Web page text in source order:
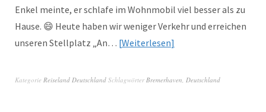
Enkel meinte, er schlafe im Wohnmobil viel besser als zu
Hause. 😄 Heute haben wir weniger Verkehr und erreichen
unseren Stellplatz „An… Weiterlesen
Kategorie Reiseland Deutschland SchlagwörterBremerhaven, Deutschland